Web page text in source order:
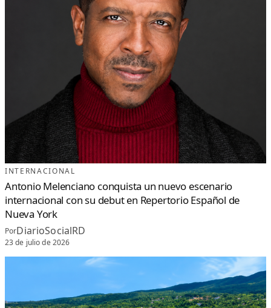
INTERNACIONAL
Antonio Melenciano conquista un nuevo escenario
internacional con su debut en Repertorio Español de
Nueva York
PorDiarioSocialRD
23 de julio de 2026